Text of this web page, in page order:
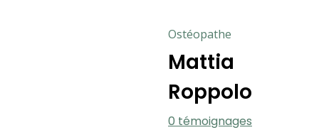
Ostéopathe
Mattia
Roppolo
0 témoignages